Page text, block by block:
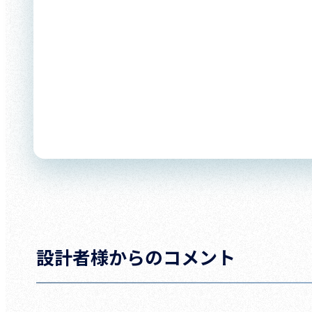
設計者様からのコメント